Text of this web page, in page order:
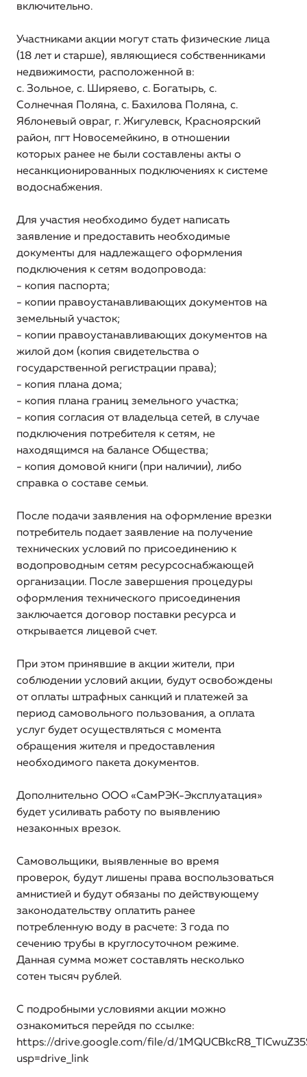
организации, включая структуру основных
видов деятельности)
Информация о способах приобретения, стоимости и
объемах товаров, необходимых для производства
регулируемых товаров и (или) оказания регулируемых
услуг регулируемой организацией
Информация об инвестиционных программах
регулируемой организации и отчетах об их
реализации
товары (услуги)
Ценовая зона
Информация о наличии (отсутствии) технической
возможности подключения (технологического
присоединения) к системе теплоснабжения, а также о
регистрации и ходе реализации заявок на
подключение (технологическое присоединение) к
системе теплоснабжения
Информация о порядке выполнения
связанных с подключением (технологическим
Информация о предложении регулируемой
организации об установлении цен (тарифов) в сфере
теплоснабжения
включительно.
Участниками акции могут стать физические лица
(18 лет и старше), являющиеся собственниками
недвижимости, расположенной в:
с. Зольное, с. Ширяево, с. Богатырь, с.
Солнечная Поляна, с. Бахилова Поляна, с.
Яблоневый овраг, г. Жигулевск, Красноярский
район, пгт Новосемейкино, в отношении
которых ранее не были составлены акты о
несанкционированных подключениях к системе
водоснабжения.
Для участия необходимо будет написать
заявление и предоставить необходимые
документы для надлежащего оформления
подключения к сетям водопровода:
- копия паспорта;
- копии правоустанавливающих документов на
земельный участок;
- копии правоустанавливающих документов на
жилой дом (копия свидетельства о
государственной регистрации права);
- копия плана дома;
- копия плана границ земельного участка;
- копия согласия от владельца сетей, в случае
подключения потребителя к сетям, не
находящимся на балансе Общества;
- копия домовой книги (при наличии), либо
справка о составе семьи.
После подачи заявления на оформление врезки
потребитель подает заявление на получение
технических условий по присоединению к
водопроводным сетям ресурсоснабжающей
организации. После завершения процедуры
оформления технического присоединения
заключается договор поставки ресурса и
открывается лицевой счет.
При этом принявшие в акции жители, при
соблюдении условий акции, будут освобождены
от оплаты штрафных санкций и платежей за
период самовольного пользования, а оплата
услуг будет осуществляться с момента
обращения жителя и предоставления
необходимого пакета документов.
Дополнительно ООО «СамРЭК-Эксплуатация»
будет усиливать работу по выявлению
незаконных врезок.
Самовольщики, выявленные во время
проверок, будут лишены права воспользоваться
амнистией и будут обязаны по действующему
законодательству оплатить ранее
потребленную воду в расчете: 3 года по
сечению трубы в круглосуточном режиме.
Данная сумма может составлять несколько
сотен тысяч рублей.
С подробными условиями акции можно
ознакомиться перейдя по ссылке:
https://drive.google.com/file/d/
usp=drive_link